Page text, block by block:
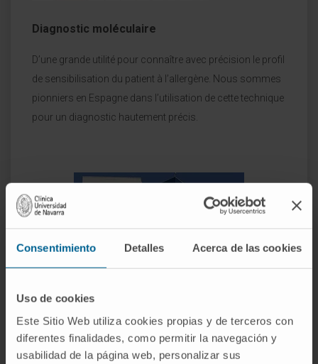
Consentimiento Detalles Acerca de las cookies
Uso de cookies
Este Sitio Web utiliza cookies propias y de terceros con
diferentes finalidades, como permitir la navegación y
usabilidad de la página web, personalizar sus
Diagnostic moléculaire
D’une grande utilité pour connaître avec précision le profil
de sensibilisation du patient à l’allergène. Nous sommes
pionniers en Espagne dans l’utilisation de cette technique
pour un diagnostic hautement précis.
Pourquoi à la Clinique ?